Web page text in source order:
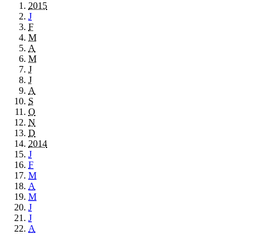
2015
J
F
M
A
M
J
J
A
S
O
N
D
2014
J
F
M
A
M
J
J
A